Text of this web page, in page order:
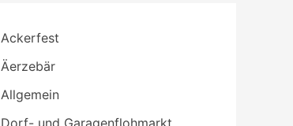
Ackerfest
Äerzebär
Allgemein
Dorf- und Garagenflohmarkt